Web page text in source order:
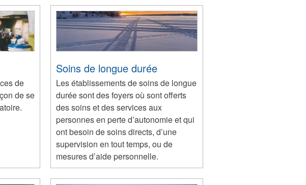
de
de se
Soins de longue durée
Les établissements de soins de longue
durée sont des foyers où sont offerts
des soins et des services aux
personnes en perte d’autonomie et qui
ont besoin de soins directs, d’une
supervision en tout temps, ou de
mesures d’aide personnelle.